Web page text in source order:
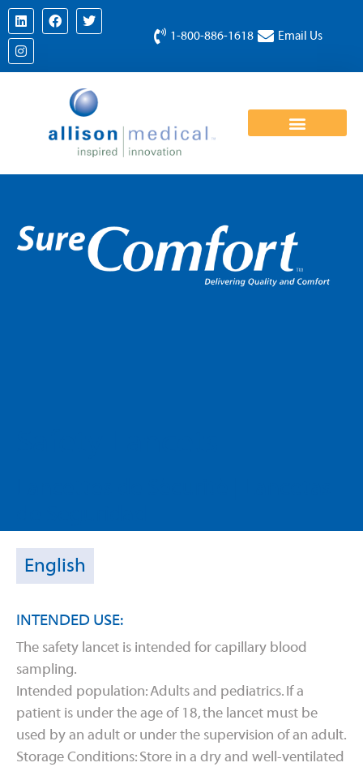
1-800-886-1618 Email Us
English
INTENDED USE:
The safety lancet is intended for capillary blood
sampling.
Intended population: Adults and pediatrics. If a
patient is under the age of 18, the lancet must be
used by an adult or under the supervision of an adult.
Storage Conditions: Store in a dry and well-ventilated